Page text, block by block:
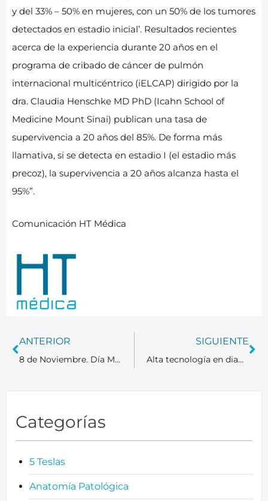
y del 33% – 50% en mujeres, con un 50% de los tumores
detectados en estadio inicial’. Resultados recientes
acerca de la experiencia durante 20 años en el
programa de cribado de cáncer de pulmón
internacional multicéntrico (iELCAP) dirigido por la
dra. Claudia Henschke MD PhD (Icahn School of
Medicine Mount Sinai) publican una tasa de
supervivencia a 20 años del 85%. De forma más
llamativa, si se detecta en estadio I (el estadio más
precoz), la supervivencia a 20 años alcanza hasta el
95%”.
Comunicación HT Médica
ANTERIOR
8 de Noviembre. Día Mundial de la Radiología
SIGUIENTE
Alta tecnología en diagnóstico por imagen para la detección precoz del cáncer de próstata
Categorías
5 Teslas
Anatomía Patológica